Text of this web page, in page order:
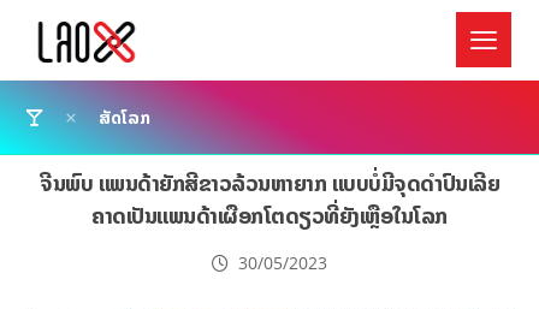
ສັດໂລກ
ຈີນພົບ ແພນດ້າຍັກສີຂາວລ້ວນຫາຍາກ ແບບບໍ່ມີຈຸດດຳປົນເລີຍ
ຄາດເປັນແພນດ້າເຜືອກໂຕດຽວທີ່ຍັງເຫຼືອໃນໂລກ
30/05/2023